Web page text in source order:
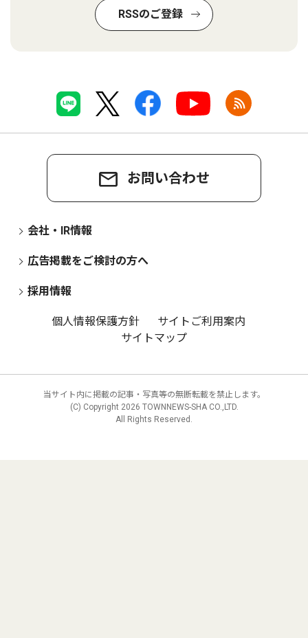
RSSのご登録
お問い合わせ
会社・IR情報
広告掲載をご検討の方へ
採用情報
個人情報保護方針
サイトご利用案内
サイトマップ
当サイト内に掲載の記事・写真等の無断転載を禁止します。
(C) Copyright 2026 TOWNNEWS-SHA CO.,LTD.
All Rights Reserved.